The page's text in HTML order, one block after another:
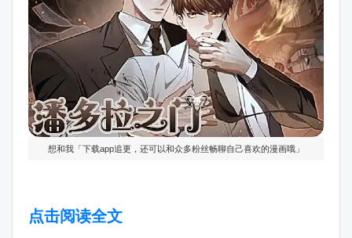
想和我「下载app追更，还可以和众多粉丝畅聊自己喜欢的漫画哦」
点击阅读全文